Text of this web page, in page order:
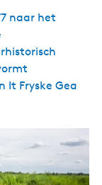
naar het
It Fryske Gea